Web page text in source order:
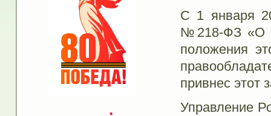
С 1 января
№218-ФЗ «О
положения
привнес этот
Управление